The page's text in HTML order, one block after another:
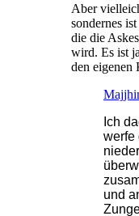
Aber
sondernes
die die
wird. Es ist
den eigenen
Ich
werfe
und